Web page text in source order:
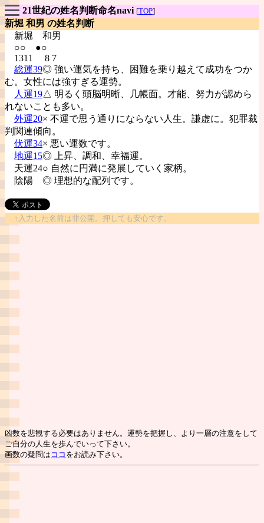
21世紀の姓名判断命名navi [TOP]
新堀 和男 の姓名判断
新堀 和男
○○ ●○
1311 8 7
総運39◎ 強い運気を持ち、困難を乗り越えて成功をつか
む。女性には強すぎる運勢。
人運19△ 明るく頭脳明晰、几帳面。才能、努力が認めら
れないことも多い。
外運20× 不運で思う通りにならない人生。謙虚に。犯罪裁
判関連傾向。
伏運34× 悪い運数です。
地運15◎ 上昇、調和、幸福運。
天運24○ 自然に円満に発展していく家柄。
陰陽 ◎ 理想的な配列です。
↑入力した名前は非公開。押しても安心です。
凶数を悲観する必要はありません。運勢を把握し、より一層の注意をして
ご自分の人生を歩んでいって下さい。
画数の疑問は ココ をお読み下さい。